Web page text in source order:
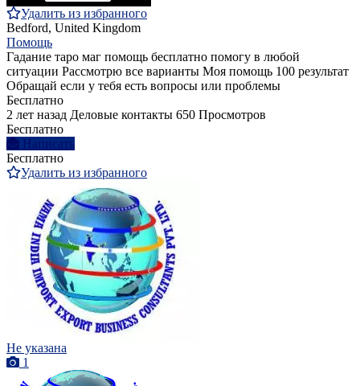
Удалить из избранного
Bedford, United Kingdom
Помощь
Гадание таро маг помощь бесплатно помогу в любой
ситуации Рассмотрю все варианты Моя помощь 100 результат
Обращай если у тебя есть вопросы или проблемы
Бесплатно
2 лет назад Деловые контакты 650 Просмотров
Бесплатно
Написать
Бесплатно
Удалить из избранного
Не указана
1